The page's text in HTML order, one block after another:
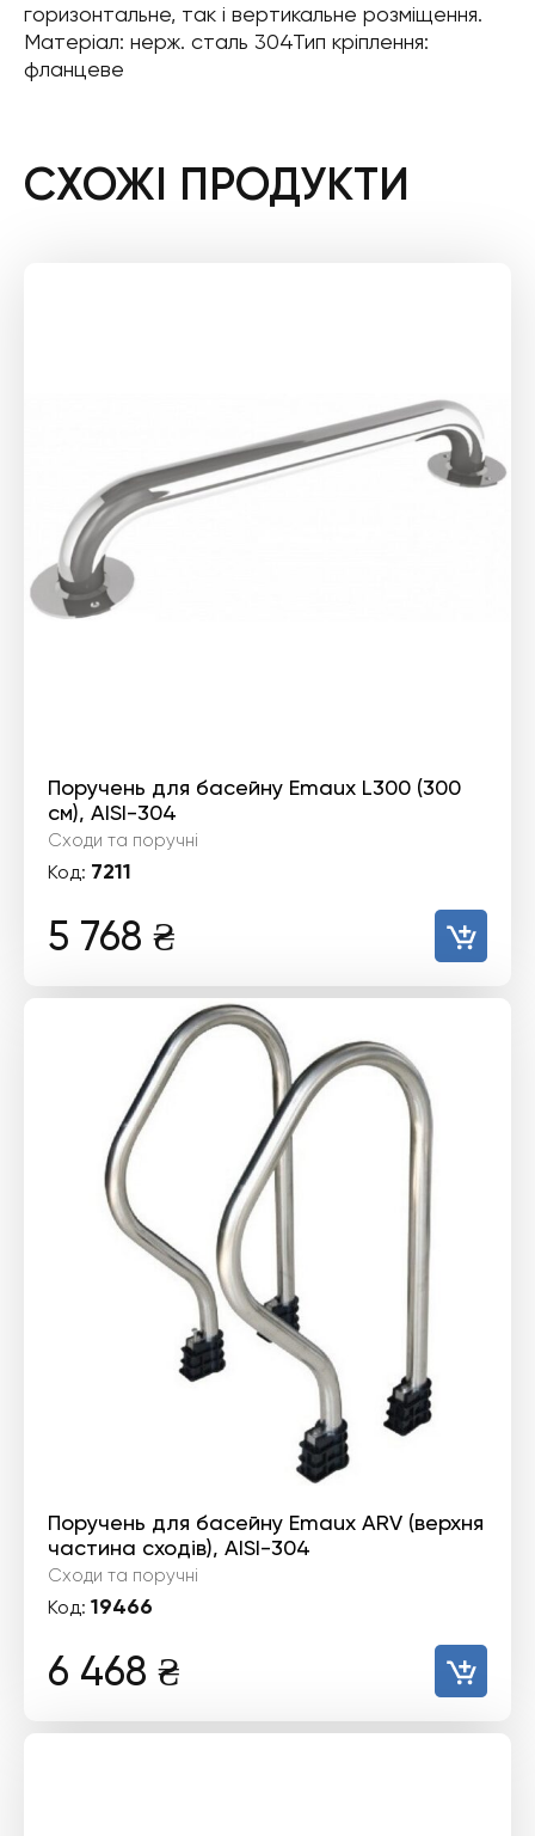
горизонтальне, так і вертикальне розміщення.
Матеріал: нерж. сталь 304Тип кріплення:
фланцеве
СХОЖІ ПРОДУКТИ
Поручень для басейну Emaux L300 (300
см), AISI-304
Сходи та поручні
Код: 7211
5 768 ₴
Поручень для басейну Emaux ARV (верхня
частина сходів), AISI-304
Сходи та поручні
Код: 19466
6 468 ₴